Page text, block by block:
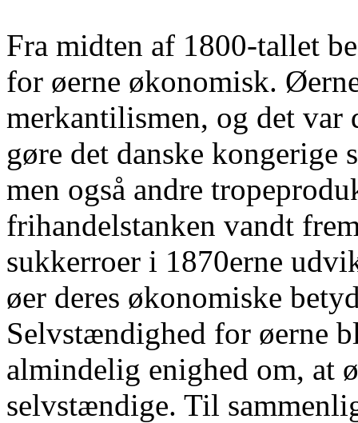
Fra midten af 1800-tallet
for øerne økonomisk.
merkantilismen, og det var
gøre det danske kongerige
men også andre
frihandelstanken vandt
sukkerroer i 1870erne
øer deres økonomiske
Selvstændighed for øerne
almindelig enighed om, at
selvstændige. Til